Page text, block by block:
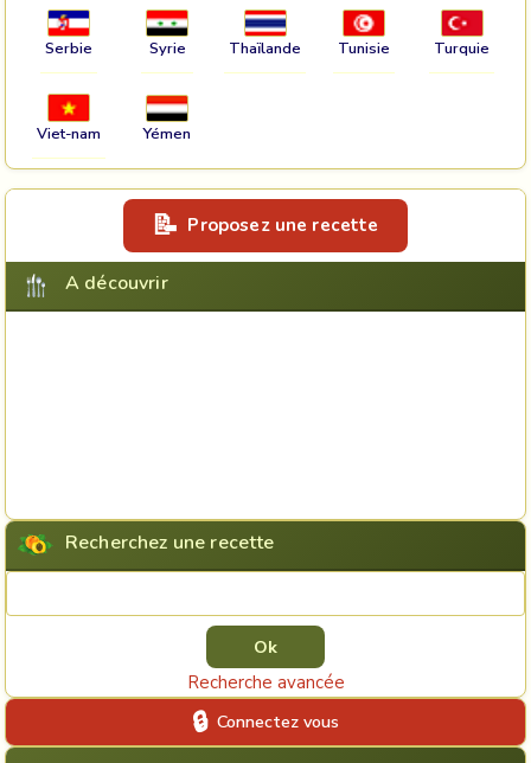
Serbie Syrie Thaïlande Tunisie Turquie
Viet-nam Yémen
Proposez une recette
A découvrir
Recherchez une recette
Recherche avancée
Connectez vous